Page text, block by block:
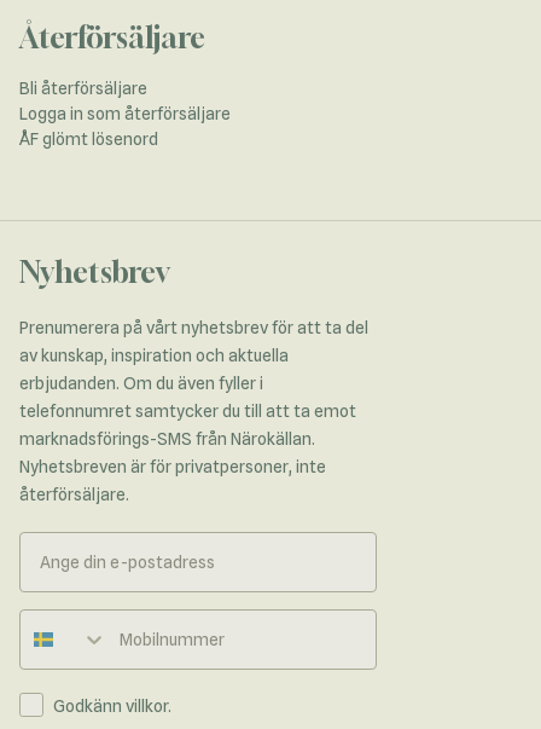
Återförsäljare
Bli återförsäljare
Logga in som återförsäljare
ÅF glömt lösenord
Nyhetsbrev
Prenumerera på vårt nyhetsbrev för att ta del
av kunskap, inspiration och aktuella
erbjudanden. Om du även fyller i
telefonnumret samtycker du till att ta emot
marknadsförings-SMS från Närokällan.
Nyhetsbreven är för privatpersoner, inte
återförsäljare.
Telefonnummer
Godkänn villkor.